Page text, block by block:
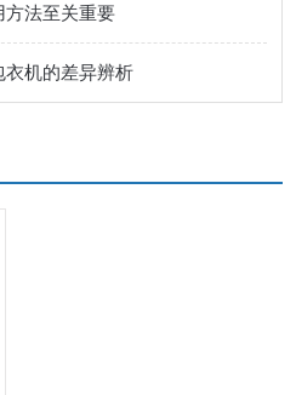
方法至关重要
衣机的差异辨析